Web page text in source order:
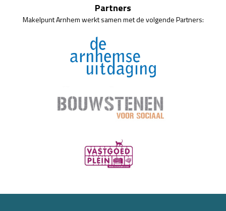
Partners
Makelpunt Arnhem werkt samen met de volgende Partners: